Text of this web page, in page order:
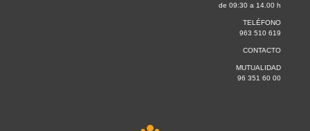
de 09:30 a 14.00 h
TELÉFONO
963 510 619
CONTACTO
MUTUALIDAD
96 351 60 00